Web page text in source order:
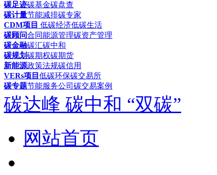
碳足迹碳基金碳盘查
碳计量节能减排碳专家
CDM项目 低碳经济低碳生活
碳顾问合同能源管理碳资产管理
碳金融碳汇碳中和
碳规划碳期权碳期货
新能源政策法规碳信用
VERs项目 低碳环保碳交易所
碳专题节能服务公司 碳交易案例
碳达峰 碳中和 “双碳”
网站首页